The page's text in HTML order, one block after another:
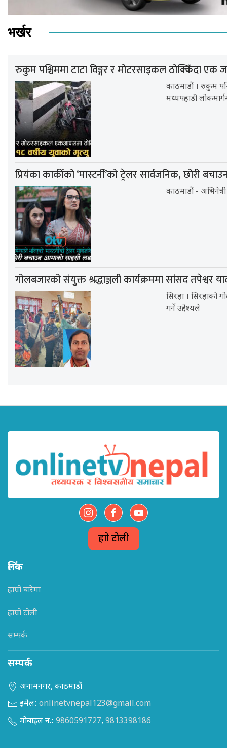
भर्खर
रुकुम पश्चिममा टाटा विङ्गर र मोटरसाइकल ठोक्किँदा एक
काठमाडौं । रुकुम
मध्यपहाडी
प्रियंका कार्कीको ‘मास्टर्नी’को ट्रेलर सार्वजनिक, छोरी
काठमाडौं -
गोलबजारको संयुक्त श्रद्धाञ्जली कार्यक्रममा सांसद तपेश्वर
सिरहा । सिरहाको
गर्ने उद्देश्यले
हाम्रो टोली
लिंक
हाम्रो बारेमा
हाम्रो टोली
सम्पर्क
सम्पर्क
अनामनगर, काठमाडौं
इमेल: onlinetvnepal123@gmail.com
मोबाइल न.: 9860591727, 9813398186